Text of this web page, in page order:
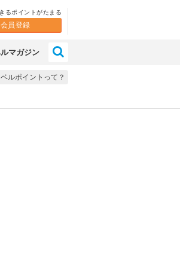
るポイントがたまる
員登録
ルマガジン
ルポイントって？